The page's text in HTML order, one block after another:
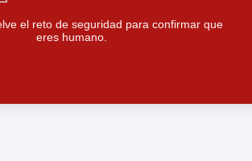
el reto de seguridad para confirmar que
eres humano.